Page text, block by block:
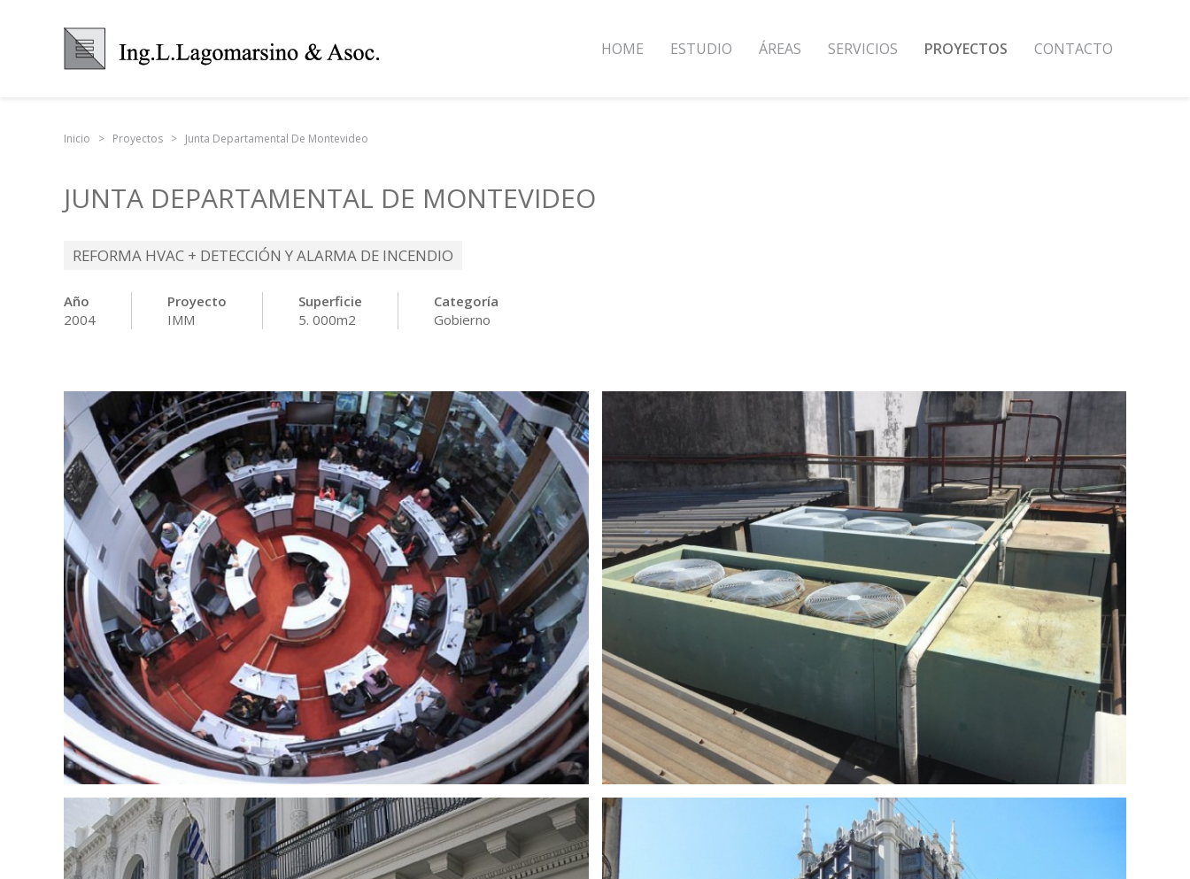
HOME ESTUDIO ÁREAS SERVICIOS PROYECTOS CONTACTO
Inicio Proyectos Junta Departamental De Montevideo
JUNTA DEPARTAMENTAL DE MONTEVIDEO
REFORMA HVAC + DETECCIÓN Y ALARMA DE INCENDIO
Año
2004
Proyecto
IMM
Superficie
5. 000m2
Categoría
Gobierno